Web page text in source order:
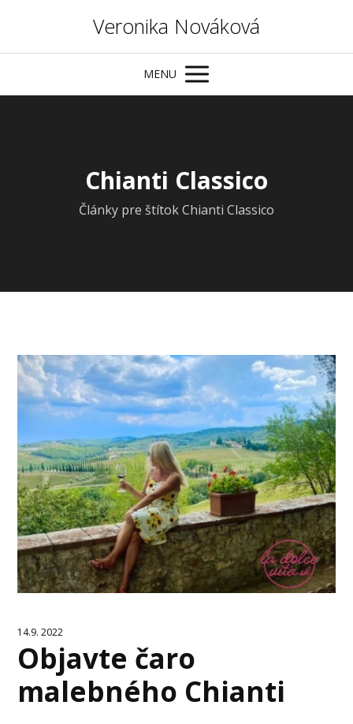
Veronika Nováková
MENU
Chianti Classico
Články pre štítok Chianti Classico
14.9. 2022
Objavte čaro
malebného Chianti